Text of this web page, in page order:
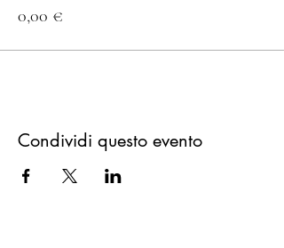
0,00 €
Condividi questo evento